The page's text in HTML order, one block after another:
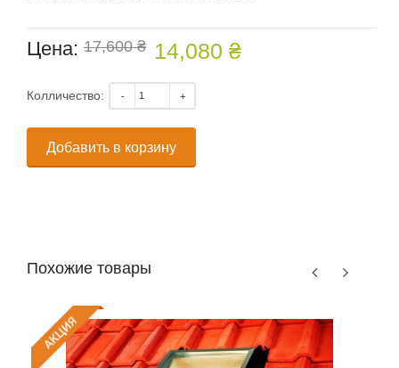
Цена: 17,600 ₴ 14,080 ₴
Колличество:
Добавить в корзину
Похожие товары